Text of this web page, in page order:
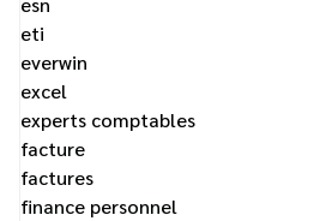
eti
everwin
excel
experts comptables
facture
factures
finance personnel